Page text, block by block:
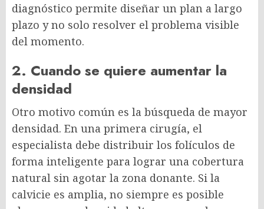
diagnóstico permite diseñar un plan a largo
plazo y no solo resolver el problema visible
del momento.
2. Cuando se quiere aumentar la
densidad
Otro motivo común es la búsqueda de mayor
densidad. En una primera cirugía, el
especialista debe distribuir los folículos de
forma inteligente para lograr una cobertura
natural sin agotar la zona donante. Si la
calvicie es amplia, no siempre es posible